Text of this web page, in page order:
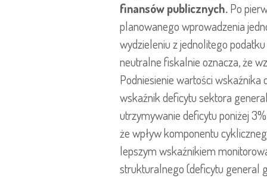
finansów publicznych.Po
planowanego wprowadzenia
wydzieleniu z jednolitego
neutralne fiskalnie oznacza, że
Podniesienie wartości
wskaźnik deficytu sektora
utrzymywanie deficytu poniżej
że wpływ komponentu
lepszym wskaźnikiem
strukturalnego (deficytu general